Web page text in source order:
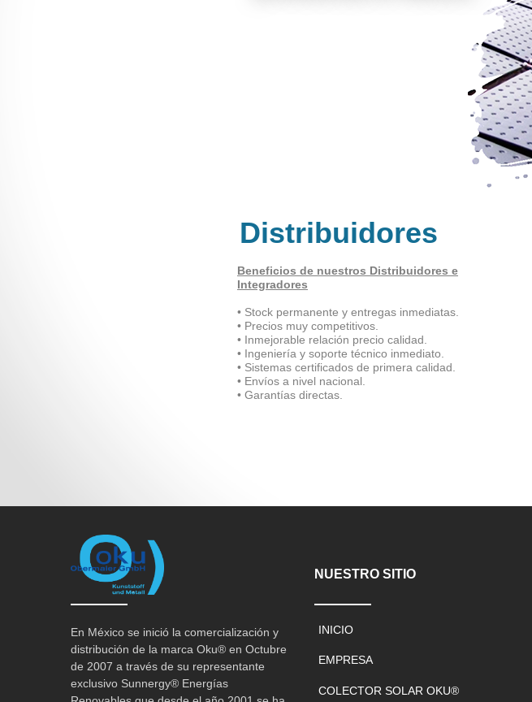
Distribuidores
Beneficios de nuestros Distribuidores e
Integradores
• Stock permanente y entregas inmediatas.
• Precios muy competitivos.
• Inmejorable relación precio calidad.
• Ingeniería y soporte técnico inmediato.
• Sistemas certificados de primera calidad.
• Envíos a nivel nacional.
• Garantías directas.
En México se inició la comercialización y
distribución de la marca Oku® en Octubre
de 2007 a través de su representante
exclusivo Sunnergy® Energías
NUESTRO SITIO
INICIO
EMPRESA
COLECTOR SOLAR OKU®